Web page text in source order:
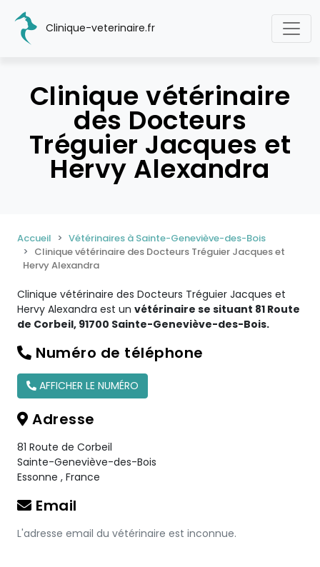
Clinique-veterinaire.fr
Clinique vétérinaire
des Docteurs
Tréguier Jacques et
Hervy Alexandra
Accueil
Vétérinaires à Sainte-Geneviève-des-Bois
Clinique vétérinaire des Docteurs Tréguier Jacques et
Hervy Alexandra
Clinique vétérinaire des Docteurs Tréguier Jacques et
Hervy Alexandra est un vétérinaire se situant 81 Route
de Corbeil, 91700 Sainte-Geneviève-des-Bois.
Numéro de téléphone
AFFICHER LE NUMÉRO
Adresse
81 Route de Corbeil
Sainte-Geneviève-des-Bois
Essonne , France
Email
L'adresse email du vétérinaire est inconnue.